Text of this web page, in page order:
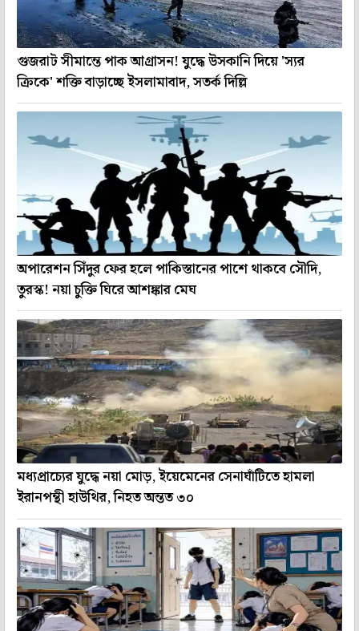
গুজরাট সীমান্তে পাক আগ্রাসন! যুদ্ধে উসকানি দিয়ে 'স্যর
ক্রিকে' শক্তি বাড়াচ্ছে ইসলামাবাদ, সতর্ক দিল্লি
অপারেশন সিঁদুর ফের হলে পাকিস্তানের পাশে থাকবে সৌদি,
তুরস্ক! নয়া চুক্তি ঘিরে আশঙ্কার মেঘ
মধ্যপ্রাচ্যের যুদ্ধে নয়া মোড়, ইয়েমেনের সেনাঘাঁটিতে হামলা
ইরানপন্থী হাউথির, নিহত অন্তত ৩০